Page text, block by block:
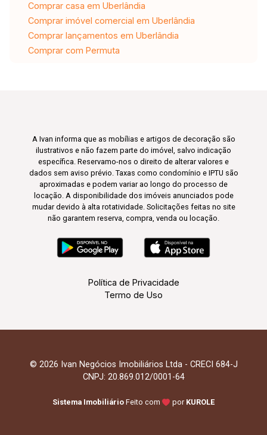
Comprar casa em Uberlândia
Comprar imóvel comercial em Uberlândia
Comprar lançamentos em Uberlândia
Comprar com Permuta
A Ivan informa que as mobílias e artigos de decoração são
ilustrativos e não fazem parte do imóvel, salvo indicação
específica. Reservamo-nos o direito de alterar valores e
dados sem aviso prévio. Taxas como condomínio e IPTU são
aproximadas e podem variar ao longo do processo de
locação. A disponibilidade dos imóveis anunciados pode
mudar devido à alta rotatividade. Solicitações feitas no site
não garantem reserva, compra, venda ou locação.
Política de Privacidade
Termo de Uso
© 2026 Ivan Negócios Imobiliários Ltda - CRECI 684-J
CNPJ: 20.869.012/0001-64
Sistema Imobiliário Feito com por KUROLE